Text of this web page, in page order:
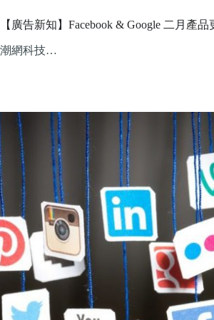
【廣告新知】Facebook & Google 二月產
潮網科技…